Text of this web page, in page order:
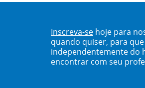
Inscreva-se hoje para
quando quiser, para
independentemente do
encontrar com seu